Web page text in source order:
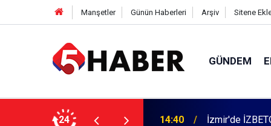
Manşetler Günün Haberleri Arşiv Sitene
GÜNDEM
24
dahil 11 kişi gözaltına alındı 13:55 Cumartesi